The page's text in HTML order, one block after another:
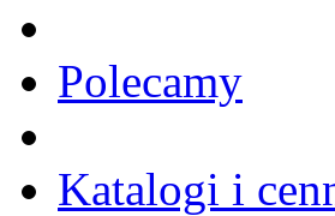
Polecamy
Katalogi i